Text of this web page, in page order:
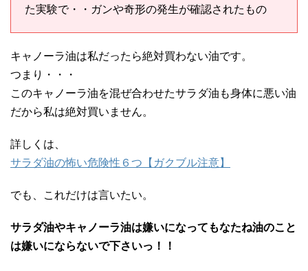
た実験で・・ガンや奇形の発生が確認されたもの
キャノーラ油は私だったら絶対買わない油です。
つまり・・・
このキャノーラ油を混ぜ合わせたサラダ油も身体に悪い油
だから私は絶対買いません。
詳しくは、
サラダ油の怖い危険性６つ【ガクブル注意】
でも、これだけは言いたい。
サラダ油やキャノーラ油は嫌いになってもなたね油のこと
は嫌いにならないで下さいっ！！